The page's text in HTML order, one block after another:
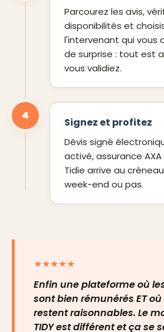
Parcourez les avis,
disponibilités et
l'intervenant qui vous
de surprise : tout est
vous validiez.
4 Signez et profitez
Dévis signé
activé, assurance
Tidie arrive au
week-end ou pas.
★★★★★
Enfin une plateforme où
sont bien rémunérés ET
restent raisonnables. Le
TIDY est différent et ça se